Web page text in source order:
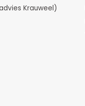
Krauweel)